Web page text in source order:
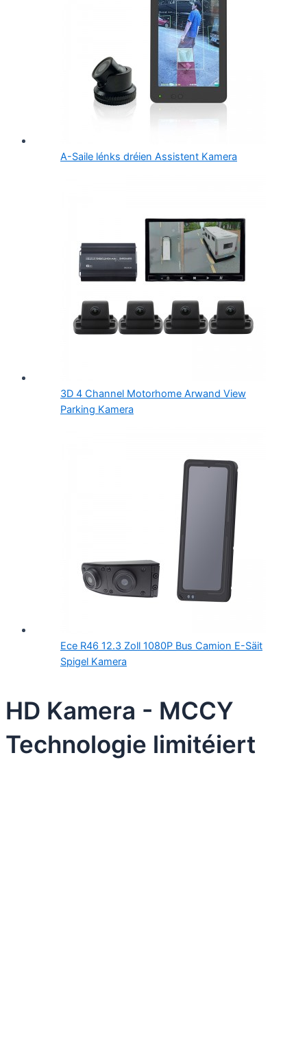
A-Saile lénks dréien Assistent Kamera
3D 4 Channel Motorhome Arwand View
Parking Kamera
Ece R46 12.3 Zoll 1080P Bus Camion E-Säit
Spigel Kamera
HD Kamera - MCCY
Technologie limitéiert